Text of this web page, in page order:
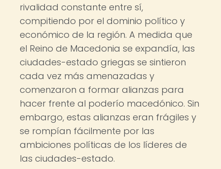
rivalidad constante entre sí,
compitiendo por el dominio político y
económico de la región. A medida que
el Reino de Macedonia se expandía, las
ciudades-estado griegas se sintieron
cada vez más amenazadas y
comenzaron a formar alianzas para
hacer frente al poderío macedónico. Sin
embargo, estas alianzas eran frágiles y
se rompían fácilmente por las
ambiciones políticas de los líderes de
las ciudades-estado.